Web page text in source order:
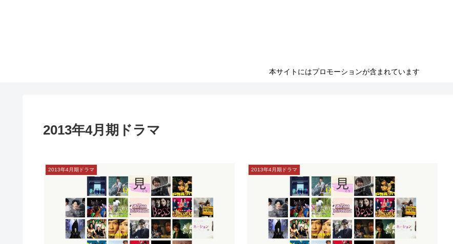
本サイトにはプロモーションが含まれています
2013年4月期ドラマ
2013年4月期ドラマ 2013年4月期ドラマ